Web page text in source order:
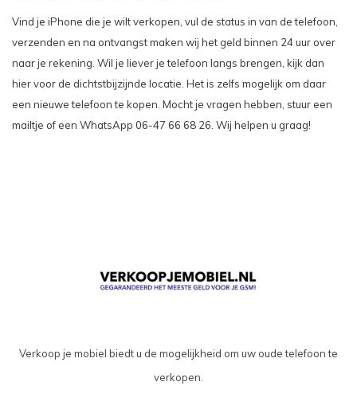
Vind je iPhone die je wilt verkopen, vul de status in van de telefoon,
verzenden en na ontvangst maken wij het geld binnen 24 uur over
naar je rekening. Wil je liever je telefoon langs brengen, kijk dan
hier voor de dichtstbijzijnde locatie . Het is zelfs mogelijk om daar
een nieuwe telefoon te kopen. Mocht je vragen hebben, stuur een
mailtje of een WhatsApp 06-47 66 68 26. Wij helpen u graag!
Verkoop je mobiel biedt u de mogelijkheid om uw oude telefoon te
verkopen.